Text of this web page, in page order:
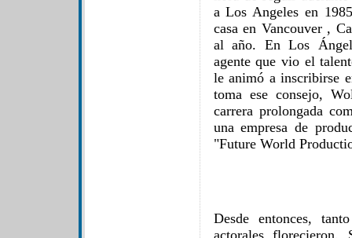
a Los Angeles en
casa en Vancouver ,
al año. En Los
agente que vio el
le animó a inscribirse
toma ese consejo,
carrera prolongada
una empresa de
"Future World
Desde entonces,
actorales florecieron.